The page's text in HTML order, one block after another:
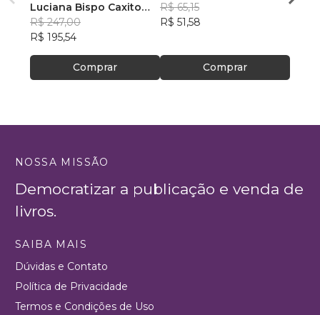
Luciana Bispo Caxito
Lopes Cançado
R$ 247,00
R$ 195,54
Comprar
R$ 65,15
R$ 51,58
Comprar
R$
NOSSA MISSÃO
Democratizar a publicação e venda de
livros.
SAIBA MAIS
Dúvidas e Contato
Política de Privacidade
Termos e Condições de Uso